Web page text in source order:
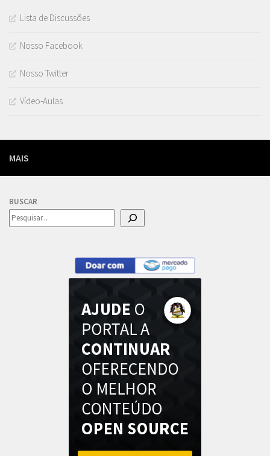
Lista de Discussões
Nosso Facebook
Nosso Twitter
Vídeo-Aulas
MAIS
BUSCAR